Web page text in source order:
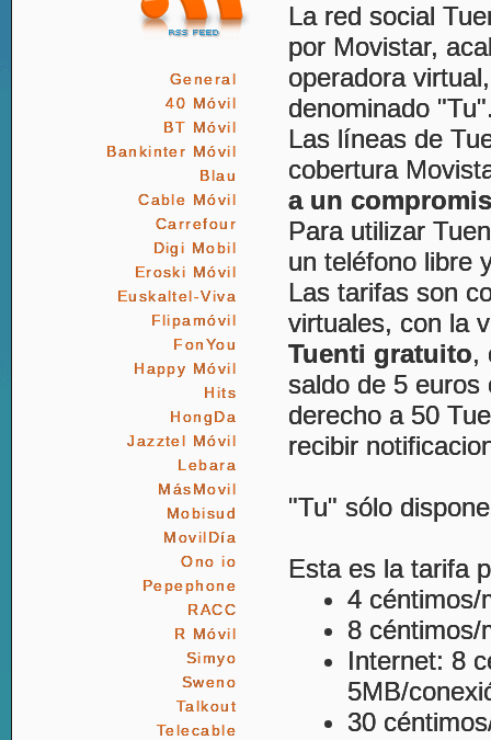
General
40 Móvil
BT Móvil
Bankinter Móvil
Blau
Cable Móvil
Carrefour
Digi Mobil
Eroski Móvil
Euskaltel-Viva
Flipamóvil
FonYou
Happy Móvil
Hits
HongDa
Jazztel Móvil
Lebara
MásMovil
Mobisud
MovilDía
Ono io
Pepephone
RACC
R Móvil
Simyo
Sweno
Talkout
Telecable
La red social
por Movistar,
operadora
denominado
Las líneas de
cobertura
a un
Para utilizar
un teléfono libre
Las tarifas son
virtuales, con la
Tuenti gratuito,
saldo de 5 euros
derecho a 50
recibir
"Tu" sólo
Esta es la tarifa
4 céntimos/
8 céntimos/
Internet: 8
5MB/
30